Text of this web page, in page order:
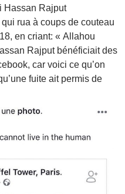
Hassan Rajput
rua à coups de couteau
en criant: « Allahou
Rajput bénéficiait des
car voici ce qu’on
fuite ait permis de